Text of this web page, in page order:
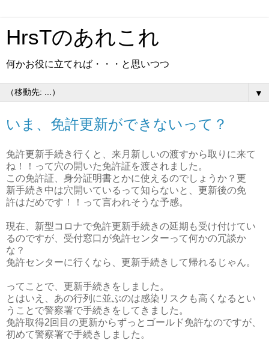
HrsTのあれこれ
何かお役に立てれば・・・と思いつつ
▼
いま、免許更新ができないって？
免許更新手続き行くと、来月新しいの渡すから取りに来て
ね！！って穴の開いた免許証を渡されました。
この免許証、身分証明書とかに使えるのでしょうか？更
新手続き中は穴開いているって知らないと、更新後の免
許はだめです！！って言われそうな予感。
現在、新型コロナで免許更新手続きの延期も受け付けてい
るのですが、受付窓口が免許センターって何かの冗談か
な？
免許センターに行くなら、更新手続きして帰れるじゃん。
ってことで、更新手続きをしました。
とはいえ、あの行列に並ぶのは感染リスクも高くなるとい
うことで警察署で手続きをしてきました。
免許取得2回目の更新からずっとゴールド免許なのですが、
初めて警察署で手続きしました。